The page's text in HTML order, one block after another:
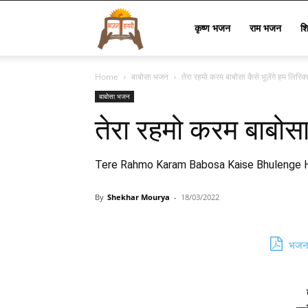
Lyrics
कृष्ण भजन राम भजन
Home बाबोसा भजन तेरा रहमो करम बाबोसा कैसे भूलेंगे हम
बाबोसा भजन
तेरा रहमो करम
Tere Rahmo Karam Babosa Kaise Bhulenge
By Shekhar Mourya - 18/03/2022
भजन